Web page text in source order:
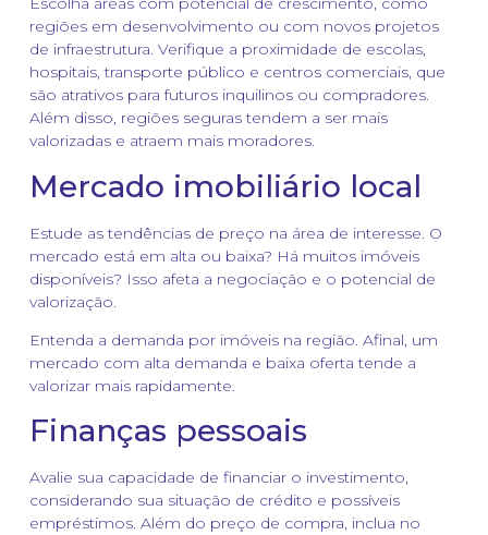
regiões em desenvolvimento ou com novos projetos
de infraestrutura. Verifique a proximidade de escolas,
hospitais, transporte público e centros comerciais, que
são atrativos para futuros inquilinos ou compradores.
Além disso, regiões seguras tendem a ser mais
valorizadas e atraem mais moradores.
Mercado imobiliário local
Estude as tendências de preço na área de interesse. O
mercado está em alta ou baixa? Há muitos imóveis
disponíveis? Isso afeta a negociação e o potencial de
valorização.
Entenda a demanda por imóveis na região. Afinal, um
mercado com alta demanda e baixa oferta tende a
valorizar mais rapidamente.
Finanças pessoais
Avalie sua capacidade de financiar o investimento,
considerando sua situação de crédito e possíveis
empréstimos. Além do preço de compra, inclua no